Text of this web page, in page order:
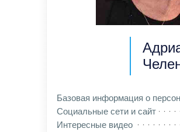
Базовая информация о
Социальные сети и сайт
Интересные видео